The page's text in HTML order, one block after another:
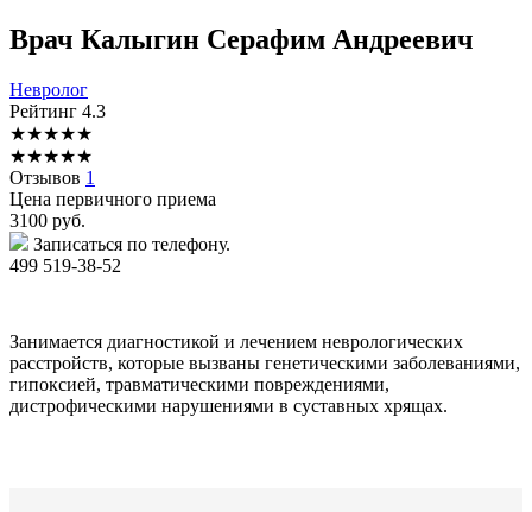
Врач Калыгин Серафим Андреевич
Невролог
Рейтинг 4.3
★★★★★
★★★★★
Отзывов 1
Цена первичного приема
3100 руб.
Записаться по телефону.
499 519-38-52
Занимается диагностикой и лечением неврологических
расстройств, которые вызваны генетическими заболеваниями,
гипоксией, травматическими повреждениями,
дистрофическими нарушениями в суставных хрящах.